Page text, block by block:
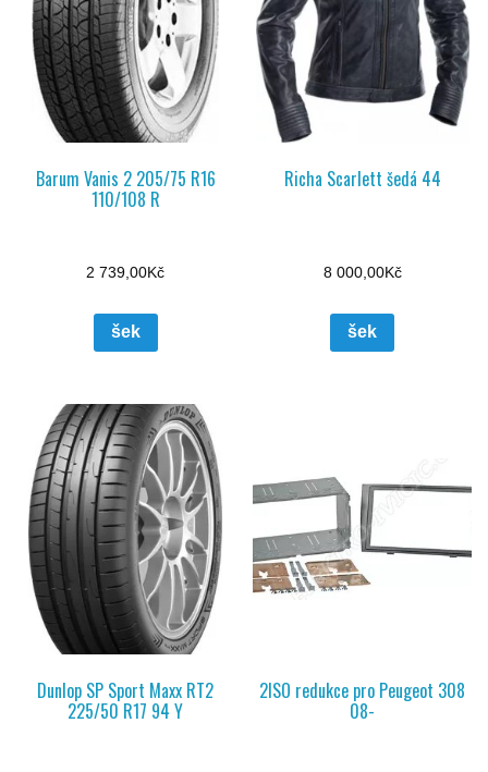
Barum Vanis 2 205/75 R16
110/108 R
2 739,00Kč
šek
Richa Scarlett šedá 44
8 000,00Kč
šek
Dunlop SP Sport Maxx RT2
225/50 R17 94 Y
2ISO redukce pro Peugeot 308
08-